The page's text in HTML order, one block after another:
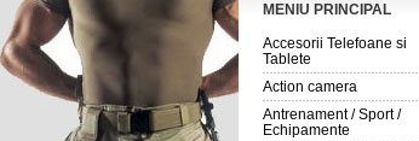
MENIU PRINCIPAL
Accesorii Telefoane si
Tablete
Action camera
Antrenament / Sport /
Echipamente